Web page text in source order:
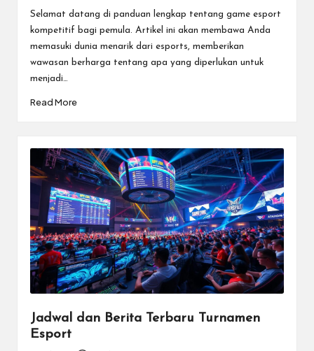
by
Selamat datang di panduan lengkap tentang game esport
kompetitif bagi pemula. Artikel ini akan membawa Anda
memasuki dunia menarik dari esports, memberikan
wawasan berharga tentang apa yang diperlukan untuk
menjadi…
Read More
Jadwal dan Berita Terbaru Turnamen
Esport